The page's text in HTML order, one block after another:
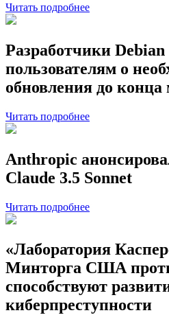
Читать подробнее
Разработчики
пользователям о
обновления до конца
Читать подробнее
Anthropic
Claude 3.5 Sonnet
Читать подробнее
«Лаборатория
Минторга США
способствуют
киберпреступности